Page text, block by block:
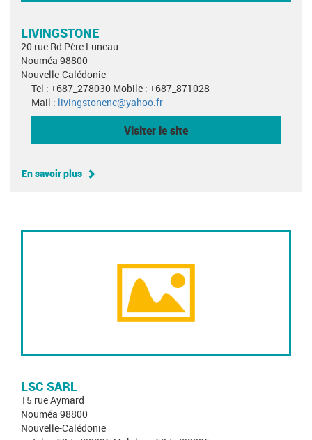
LIVINGSTONE
20 rue Rd Père Luneau
Nouméa 98800
Nouvelle-Calédonie
Tel : +687_278030 Mobile : +687_871028
Mail : livingstonenc@yahoo.fr
Visiter le site
En savoir plus
LSC SARL
15 rue Aymard
Nouméa 98800
Nouvelle-Calédonie